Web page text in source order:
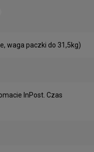
waga paczki do 31,5kg)
InPost. Czas